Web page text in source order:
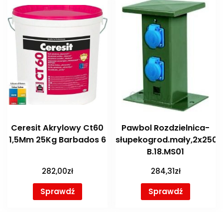
Ceresit Akrylowy Ct60
1,5Mm 25Kg Barbados 6
282,00zł
Sprawdź
Pawbol Rozdzielnica-
słupekogrod.mały,2x250v
B.18.MS01
284,31zł
Sprawdź